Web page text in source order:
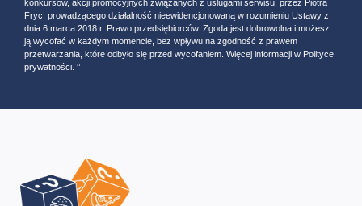
konkursów, akcji promocyjnych związanych z usługami serwisu, przez Piotra
Fryc, prowadzącego działalność nieewidencjonowaną w rozumieniu Ustawy z
dnia 6 marca 2018 r. Prawo przedsiębiorców. Zgoda jest dobrowolna i możesz
ją wycofać w każdym momencie, bez wpływu na zgodność z prawem
przetwarzania, które odbyło się przed wycofaniem. Więcej informacji w Polityce
prywatności. ‘’